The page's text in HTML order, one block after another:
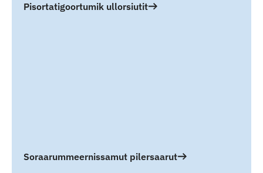
Pisortatigoortumik ullorsiutit
Soraarummeernissamut pilersaarut